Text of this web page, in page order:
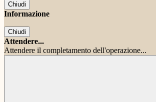
Chiudi
Informazione
Chiudi
Attendere...
Attendere il completamento dell'operazione...